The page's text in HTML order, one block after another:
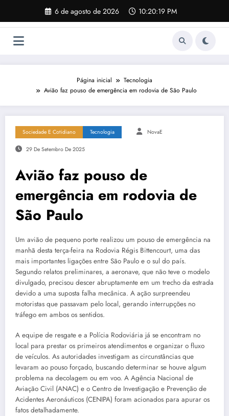
o
6 de agosto de 2026 10:20:20 PM
Página inicial
Tecnologia
Avião faz pouso de emergência em rodovia de São Paulo
Sociedade E Cotidiano Tecnologia NovaE
29 De Setembro De 2025
Avião faz pouso de
emergência em rodovia de
São Paulo
Um avião de pequeno porte realizou um pouso de emergência na
manhã desta terça-feira na Rodovia Régis Bittencourt, uma das
mais importantes ligações entre São Paulo e o sul do país.
Segundo relatos preliminares, a aeronave, que não teve o modelo
divulgado, precisou descer abruptamente em um trecho da estrada
devido a uma suposta falha mecânica. A ação surpreendeu
motoristas que passavam pelo local, gerando interrupções no
tráfego em ambos os sentidos.
A equipe de resgate e a Polícia Rodoviária já se encontram no
local para prestar os primeiros atendimentos e organizar o fluxo
de veículos. As autoridades investigam as circunstâncias que
levaram ao pouso forçado, buscando determinar se houve algum
problema na decolagem ou em voo. A Agência Nacional de
Aviação Civil (ANAC) e o Centro de Investigação e Prevenção de
Acidentes Aeronáuticos (CENIPA) foram acionados para apurar os
fatos detalhadamente.